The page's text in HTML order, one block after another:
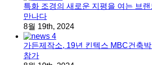
특화 조경의 새로운 지평을 여는 브랜
만나다
8월 19th, 2024
가든제작소, 19년 킨텍스 MBC건축
참가